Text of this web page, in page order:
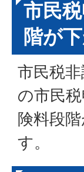
市民
階が
市民税
の市民
険料段
す。